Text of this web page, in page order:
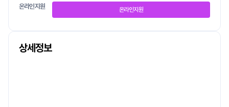
온라인지원 온라인지원
상세정보